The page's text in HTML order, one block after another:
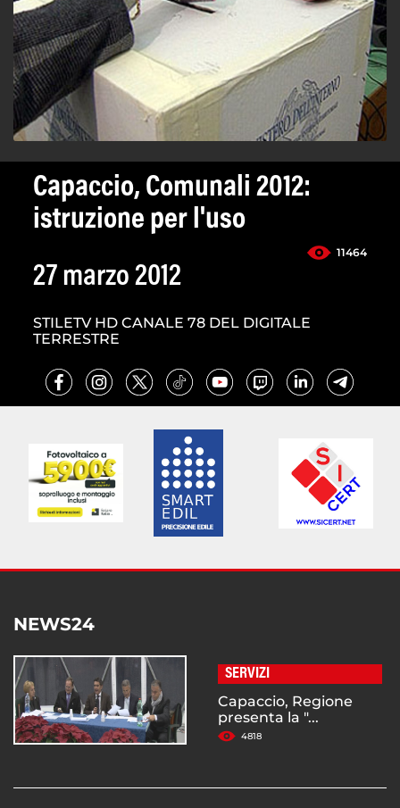
Capaccio, Comunali 2012:
istruzione per l'uso
11464
27 marzo 2012
STILETV HD CANALE 78 DEL DIGITALE
TERRESTRE
NEWS24
SERVIZI
Capaccio, Regione
presenta la "...
4818